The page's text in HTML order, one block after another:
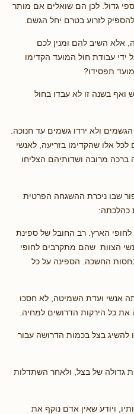
גדול. לכן הם שואלים אם מותר
לזרוע בטרם יחל הגשם.
אלא השיב להם ומנין לכם
עבודת חול המועד הקדימו
תפסידו?
ואף בשנה זו לא עבדו בחול
ולא ירדו גשמים עד חנוכה.
אלו שהקדימו בזריעה, לאנשי
מרובה ושדותיהם הצליחו
שבו ניכרת ההשגחה הפרטית
כהלכתה:
הארץ. רב החובל של ספינת
הצוות שהם מתקרבים לחופי
החשכה. הספינה על כל
אנשי ועדת השמיטה, לא חסכו
כל הירקות הדרושים למחיה.
בצל בכמות הדרושה עבור
גדולה של בצל, ולאחר השתדלות
ויודע שאין אדם נוקף את